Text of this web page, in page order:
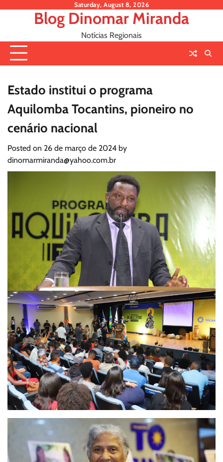
Saturday, August 8, 2026
Blog Dinomar Miranda
Notícias Regionais
Estado institui o programa
Aquilomba Tocantins, pioneiro no
cenário nacional
Posted on 26 de março de 2024 by
dinomarmiranda@yahoo.com.br